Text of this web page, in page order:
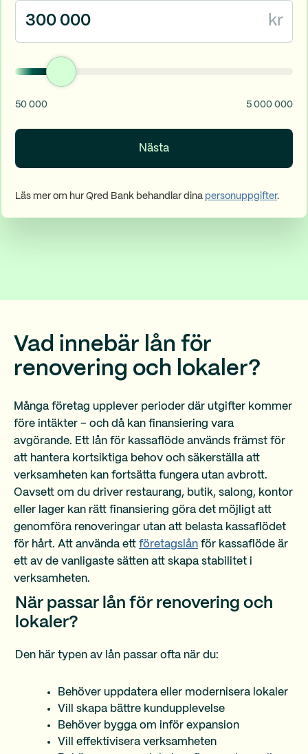
kr
50 000 5 000 000
Nästa
Läs mer om hur Qred Bank behandlar dina personuppgifter.
Vad innebär lån för
renovering och lokaler?
Många företag upplever perioder där utgifter kommer
före intäkter – och då kan finansiering vara
avgörande. Ett lån för kassaflöde används främst för
att hantera kortsiktiga behov och säkerställa att
verksamheten kan fortsätta fungera utan avbrott.
Oavsett om du driver restaurang, butik, salong, kontor
eller lager kan rätt finansiering göra det möjligt att
genomföra renoveringar utan att belasta kassaflödet
för hårt. Att använda ett företagslån för kassaflöde är
ett av de vanligaste sätten att skapa stabilitet i
verksamheten.
När passar lån för renovering och
lokaler?
Den här typen av lån passar ofta när du:
Behöver uppdatera eller modernisera lokaler
Vill skapa bättre kundupplevelse
Behöver bygga om inför expansion
Vill effektivisera verksamheten